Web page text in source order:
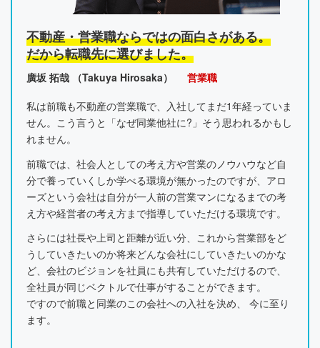
不動産・営業職ならではの面白さがある。
だから転職先に選びました。
廣坂 拓哉 （Takuya Hirosaka）
営業職
私は前職も不動産の営業職で、入社してまだ1年経っていま
せん。こう言うと「なぜ同業他社に?」そう思われるかもし
れません。
前職では、社会人としての考え方や営業のノウハウなど自
分で養っていくしか学べる環境が無かったのですが、アロ
ーズという会社は自分が一人前の営業マンになるまでの考
え方や経営者の考え方まで指導していただける環境です。
さらには社長や上司と距離が近い分、これから営業部をど
うしていきたいのか将来どんな会社にしていきたいのかな
ど、会社のビジョンを社員にも共有していただけるので、
全社員が同じベクトルで仕事がすることができます。
ですので前職と同業のこの会社への入社を決め、 今に至り
ます。